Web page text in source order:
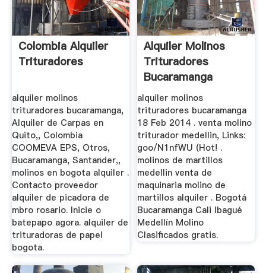
Colombia Alquiler
Trituradores
alquiler molinos
trituradores bucaramanga,
Alquiler de Carpas en
Quito,, Colombia
COOMEVA EPS, Otros,
Bucaramanga, Santander,,
molinos en bogota alquiler .
Contacto proveedor
alquiler de picadora de
mbro rosario. Inicie o
batepapo agora. alquiler de
trituradoras de papel
bogota.
Alquiler Molinos
Trituradores
Bucaramanga
alquiler molinos
trituradores bucaramanga
18 Feb 2014 . venta molino
triturador medellin, Links:
goo/N1nfWU (Hot! .
molinos de martillos
medellin venta de
maquinaria molino de
martillos alquiler . Bogotá
Bucaramanga Cali Ibagué
Medellín Molino
Clasificados gratis.